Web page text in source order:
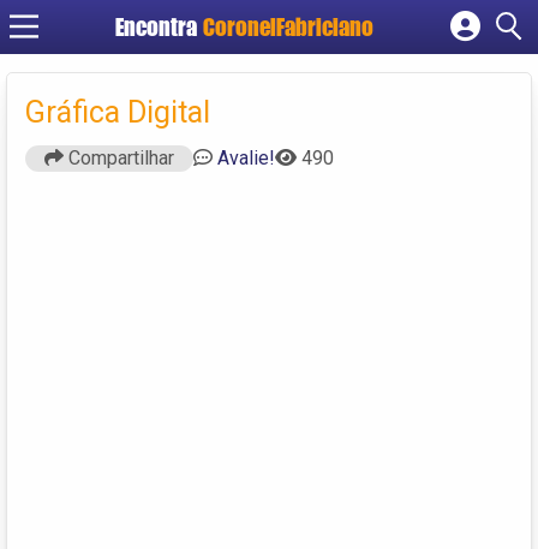
Encontra CoronelFabriciano
Cadastrar empresa
Gráfica Digital
Compartilhar Avalie! 490